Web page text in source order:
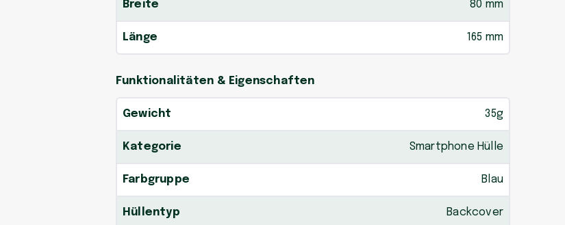
Breite 80 mm
Länge 165 mm
Funktionalitäten & Eigenschaften
Gewicht 35g
Kategorie Smartphone Hülle
Farbgruppe Blau
Hüllentyp Backcover